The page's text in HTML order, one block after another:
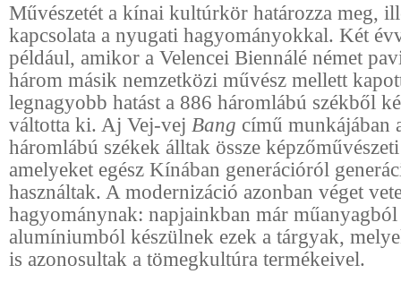
Művészetét a kínai kultúrkör határozza meg,
kapcsolata a nyugati hagyományokkal. Két
például, amikor a Velencei Biennálé német
három másik nemzetközi művész mellett
legnagyobb hatást a 886 háromlábú székből
váltotta ki. Aj Vej-vej Bang című munkájában
háromlábú székek álltak össze
amelyeket egész Kínában generációról
használtak. A modernizáció azonban véget
hagyománynak: napjainkban már
alumíniumból készülnek ezek a tárgyak,
is azonosultak a tömegkultúra termékeivel.